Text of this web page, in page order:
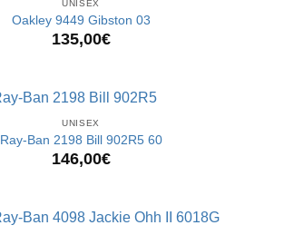
UNISEX
Oakley 9449 Gibston 03
135,00€
UNISEX
Ray-Ban 2198 Bill 902R5 60
146,00€